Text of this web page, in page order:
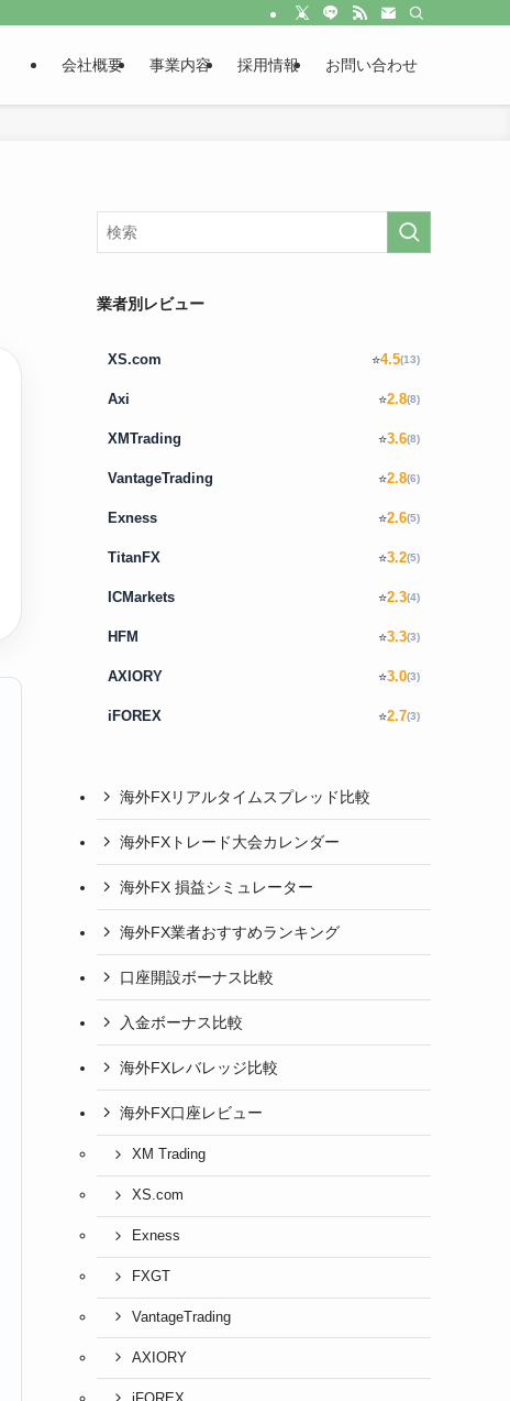
会社概要 事業内容 採用情報 お問い合わせ
業者別レビュー
XS.com ⭐4.5(13)
Axi ⭐2.8(8)
XMTrading ⭐3.6(8)
VantageTrading ⭐2.8(6)
Exness ⭐2.6(5)
TitanFX ⭐3.2(5)
ICMarkets ⭐2.3(4)
HFM ⭐3.3(3)
AXIORY ⭐3.0(3)
iFOREX ⭐2.7(3)
海外FXリアルタイムスプレッド比較
海外FXトレード大会カレンダー
海外FX 損益シミュレーター
海外FX業者おすすめランキング
口座開設ボーナス比較
入金ボーナス比較
海外FXレバレッジ比較
海外FX口座レビュー
XM Trading
XS.com
Exness
FXGT
VantageTrading
AXIORY